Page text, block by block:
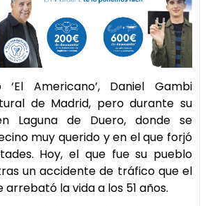
Americano’, Daniel Gambi
de Madrid, pero durante su
Laguna de Duero, donde se
muy querido y en el que forjó
Hoy, el que fue su pueblo
un accidente de tráfico que el
la vida a los 51 años.